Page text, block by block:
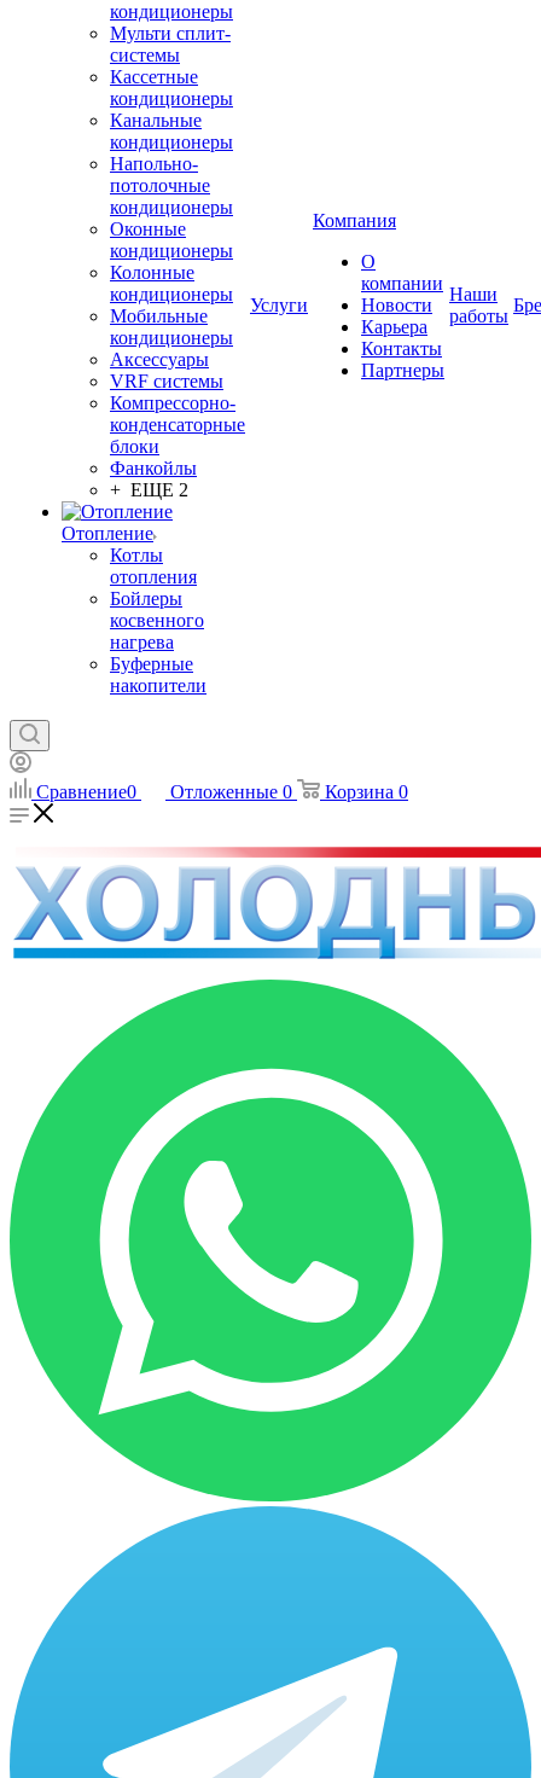
кондиционеры
Мульти сплит-
системы
Кассетные
кондиционеры
Канальные
кондиционеры
Напольно-
потолочные
кондиционеры
Оконные
кондиционеры
Колонные
кондиционеры
Мобильные
кондиционеры
Аксессуары
VRF системы
Компрессорно-
конденсаторные
блоки
Фанкойлы
+ ЕЩЕ 2
Отопление
Котлы
отопления
Бойлеры
косвенного
нагрева
Буферные
накопители
Услуги
Компания
О
компании
Новости
Карьера
Контакты
Партнеры
Наши
работы
Сравнение0 Отложенные 0 Корзина 0